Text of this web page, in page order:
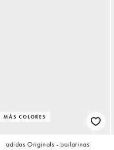
MÁS COLORES
adidas Originals - bailarinas